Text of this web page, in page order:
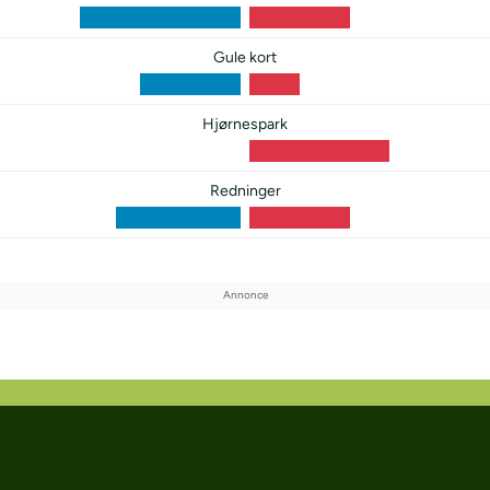
Gule kort
Hjørnespark
Redninger